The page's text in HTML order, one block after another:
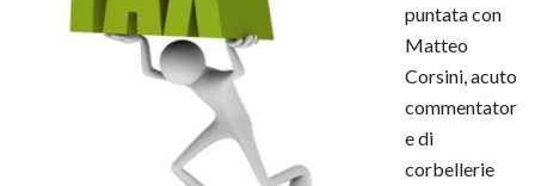
puntata con
Matteo
Corsini, acuto
commentator
e di
corbellerie